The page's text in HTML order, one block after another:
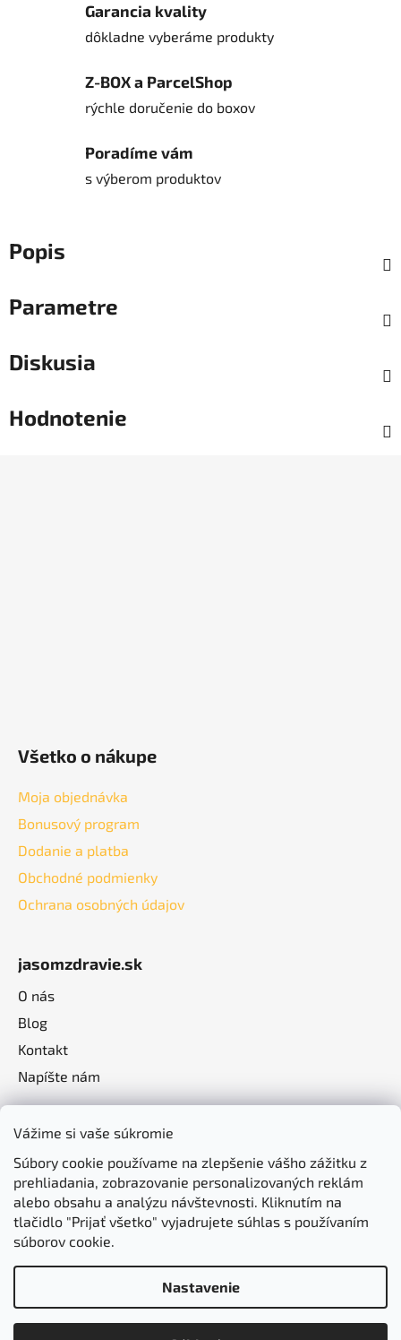
Vážime si vaše súkromie
Súbory cookie používame na zlepšenie vášho zážitku z
prehliadania, zobrazovanie personalizovaných reklám
alebo obsahu a analýzu návštevnosti. Kliknutím na
tlačidlo "Prijať všetko" vyjadrujete súhlas s používaním
súborov cookie.
Nastavenie
Garancia kvality
dôkladne vyberáme produkty
Z-BOX a ParcelShop
rýchle doručenie do boxov
Poradíme vám
s výberom produktov
Popis
Parametre
Diskusia
Hodnotenie
Všetko o nákupe
Moja objednávka
Bonusový program
Dodanie a platba
Obchodné podmienky
Ochrana osobných údajov
jasomzdravie.sk
O nás
Blog
Kontakt
Napíšte nám
Vytvoril Shoptet